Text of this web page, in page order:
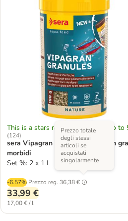
This is a stars rating area from zero to
(124)
sera Vipagran Nature Mangime in
morbidi
Set %: 2 x 1 L
-6.57% Prezzo reg. 36,38 €
Prezzo totale
degli stessi
articoli se
acquistati
singolarmente
33,99 €
17,00 € / l